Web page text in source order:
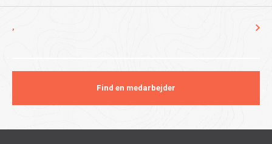
,
Find en medarbejder